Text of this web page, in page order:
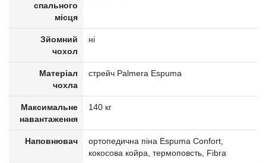
спального
місця
Зйомний
чохол
ні
Матеріал
чохла
стрейч Palmera Espuma
Максимальне
навантаження
140 кг
Наповнювач
ортопедична піна Espuma Confort,
кокосова койра, термоповсть, Fibra